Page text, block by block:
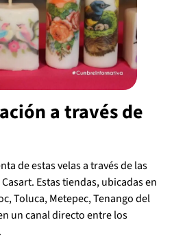
a través de
de estas velas a través de las
Estas tiendas, ubicadas en
Toluca, Metepec, Tenango del
un canal directo entre los